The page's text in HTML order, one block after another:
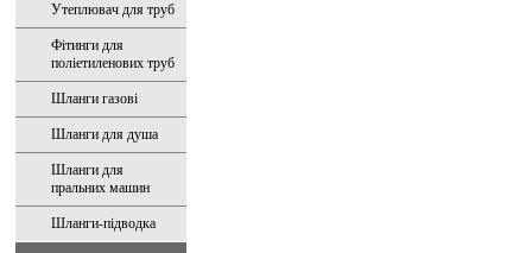
Утеплювач для труб
Фітинги для
поліетиленових труб
Шланги газові
Шланги для душа
Шланги для
пральних машин
Шланги-підводка